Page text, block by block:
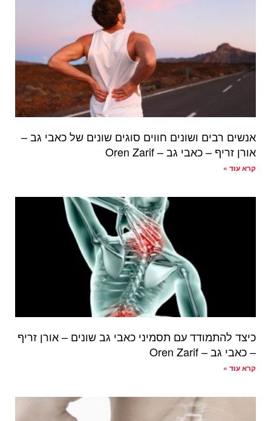
אנשים רבים ושונים חווים סוגים שונים של כאבי גב –
אורן זריף – כאבי גב – Oren Zarif
קרא עוד »
כיצד להתמודד עם תסמיני כאבי גב שונים – אורן זריף
– כאבי גב – Oren Zarif
קרא עוד »